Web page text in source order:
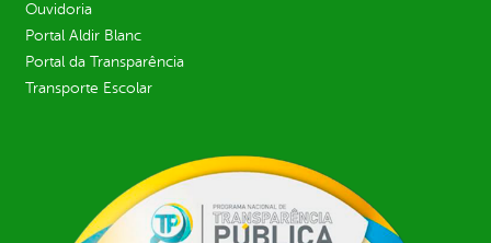
Ouvidoria
Portal Aldir Blanc
Portal da Transparência
Transporte Escolar